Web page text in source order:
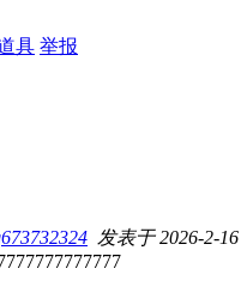
具 举报
发表于 2026-2-